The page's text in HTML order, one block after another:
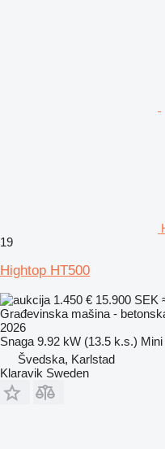
19
Hightop HT500
1.450 € 15.900 SEK
Građevinska mašina -
2026
Snaga 9.92 kW (13.5 k.s.) Mini
Švedska, Karlstad
Klaravik Sweden